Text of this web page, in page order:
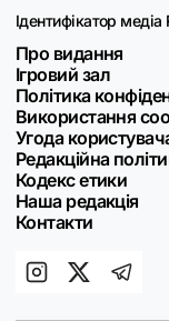
Ідентифікатор медіа
Про видання
Ігровий зал
Політика
Використання
Угода
Редакційна
Кодекс етики
Наша редакція
Контакти